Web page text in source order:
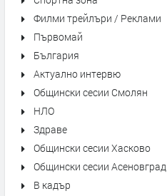
Филми трейлъри / Реклами
Първомай
България
Актуално интервю
Общински сесии Смолян
НЛО
Здраве
Общински сесии Хасково
Общински сесии Асеновград
В кадър